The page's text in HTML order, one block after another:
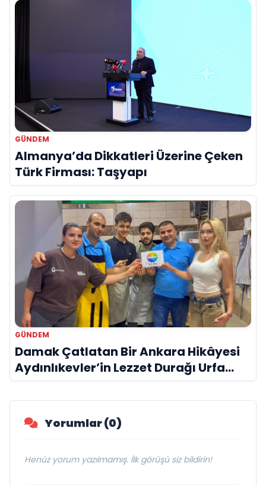
GÜNDEM
Almanya’da Dikkatleri Üzerine Çeken
Türk Firması: Taşyapı
GÜNDEM
Damak Çatlatan Bir Ankara Hikâyesi
Aydınlıkevler’in Lezzet Durağı Urfa
Damak
Yorumlar (0)
Henüz yorum yazılmamış. İlk görüşü siz bildirin!